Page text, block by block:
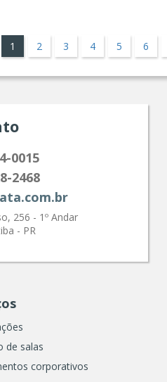
1 2 3 4 5 6
0015
2468
256 - 1º Andar
- PR
de salas
corporativos